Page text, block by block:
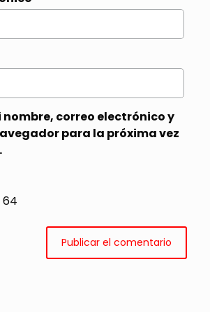
nombre, correo electrónico y
para la próxima vez